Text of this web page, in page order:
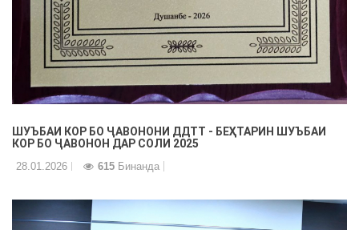
ШУЪБАИ КОР БО ҶАВОНОНИ ДДТТ - БЕҲТАРИН ШУЪБАИ
КОР БО ҶАВОНОН ДАР СОЛИ 2025
28.01.2026 615 Бинанда